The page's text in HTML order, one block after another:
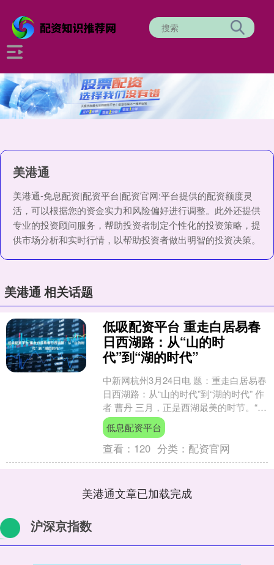
美港通
美港通-免息配资|配资平台|配资官网:平台提供的配资额度灵
活，可以根据您的资金实力和风险偏好进行调整。此外还提供
专业的投资顾问服务，帮助投资者制定个性化的投资策略，提
供市场分析和实时行情，以帮助投资者做出明智的投资决策。
美港通 相关话题
低吸配资平台 重走白居易春
日西湖路：从“山的时
代”到“湖的时代”
中新网杭州3月24日电 题：重走白居易春
日西湖路：从“山的时代”到“湖的时代” 作
者 曹丹 三月，正是西湖最美的时节。“乱
花渐欲迷人眼，浅草才能没马蹄”这句流
传....
低息配资平台
查看： 120 分类： 配资官网
美港通文章已加载完成
沪深京指数